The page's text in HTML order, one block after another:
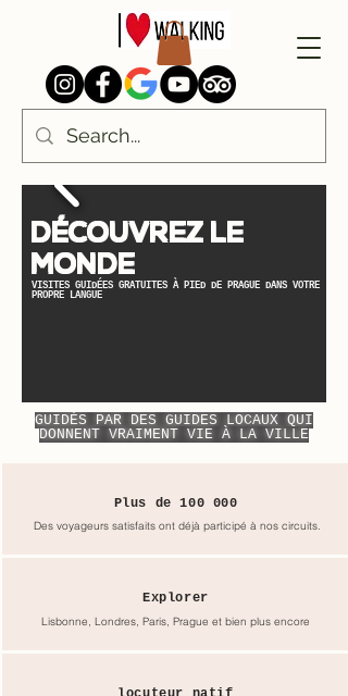
DÉCOUVREZ LE
MONDE
VISITES GUIDÉES GRATUITES À PIED DE PRAGUE DANS VOTRE
PROPRE LANGUE
GUIDÉS PAR DES GUIDES LOCAUX QUI
DONNENT VRAIMENT VIE À LA VILLE
Plus de 100 000
Des voyageurs satisfaits ont déjà participé à nos circuits.
Explorer
Lisbonne, Londres, Paris, Prague et bien plus encore